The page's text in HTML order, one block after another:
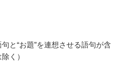
と“お題”を連想させる語句が含
く）